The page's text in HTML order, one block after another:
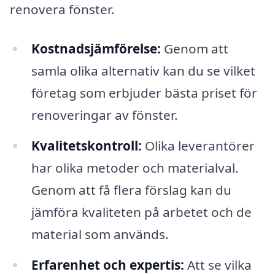
renovera fönster.
Kostnadsjämförelse: Genom att
samla olika alternativ kan du se vilket
företag som erbjuder bästa priset för
renoveringar av fönster.
Kvalitetskontroll: Olika leverantörer
har olika metoder och materialval.
Genom att få flera förslag kan du
jämföra kvaliteten på arbetet och de
material som används.
Erfarenhet och expertis: Att se vilka